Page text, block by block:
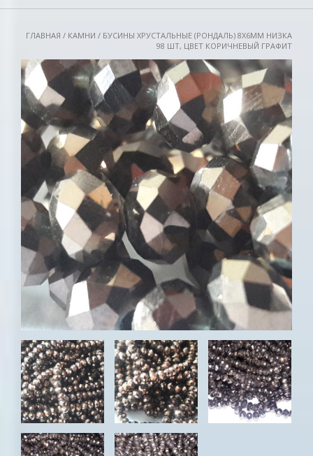
ГЛАВНАЯ / КАМНИ / БУСИНЫ ХРУСТАЛЬНЫЕ (РОНДАЛЬ) 8Х6ММ НИЗКА
98 ШТ, ЦВЕТ КОРИЧНЕВЫЙ ГРАФИТ